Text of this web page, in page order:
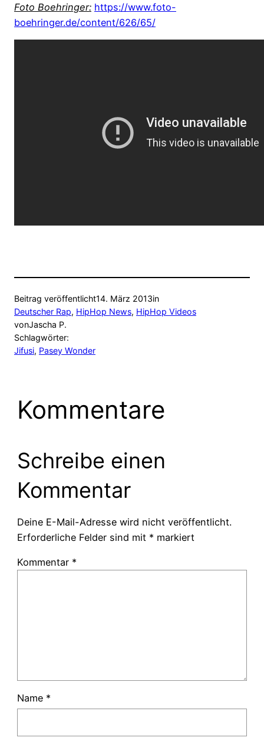
Foto Boehringer: https://www.foto-
boehringer.de/content/626/65/
Beitrag veröffentlicht14. März 2013in
Deutscher Rap, HipHop News, HipHop Videos
vonJascha P.
Schlagwörter:
Jifusi, Pasey Wonder
Kommentare
Schreibe einen
Kommentar
Deine E-Mail-Adresse wird nicht veröffentlicht.
Erforderliche Felder sind mit * markiert
Kommentar *
Name *